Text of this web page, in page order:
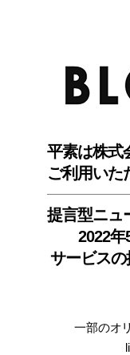
平素は株式
ご利用いた
提言型ニュ
2022
サービスの
一部のオ